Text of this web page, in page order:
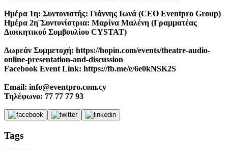
Ημέρα 1η: Συντονιστής: Γιάννης Ιωνά (CEO Eventpro Group)
Ημέρα 2η¨Συντονίστρια: Μαρίνα Μαλένη (Γραμματέας
Διοικητικού Συμβουλίου CYSTAT)
Δωρεάν Συμμετοχή: https://hopin.com/events/theatre-audio-
online-presentation-and-discussion
Facebook Event Link: https://fb.me/e/6e0kNSK2S
Email: info@eventpro.com.cy
Τηλέφωνο: 77 77 77 93
Tags